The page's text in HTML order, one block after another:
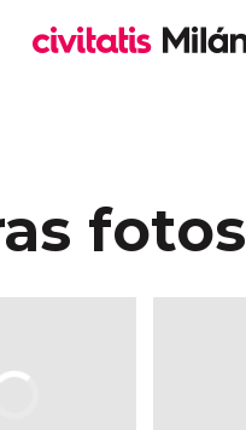
fotos